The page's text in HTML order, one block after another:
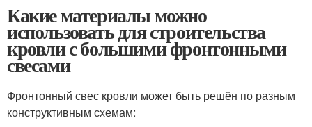
Какие материалы можно
использовать для строительства
кровли с большими фронтонными
свесами
Фронтонный свес кровли может быть решён по разным
конструктивным схемам: